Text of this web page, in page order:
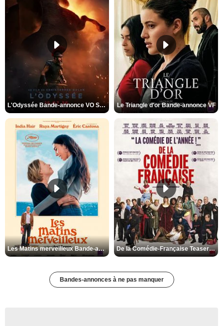
L'Odyssée Bande-annonce VO STFR Le Triangle d'or Bande-annonce VF
Les Matins merveilleux Bande-annonce VF De la Comédie-Française Teaser VF
Bandes-annonces à ne pas manquer